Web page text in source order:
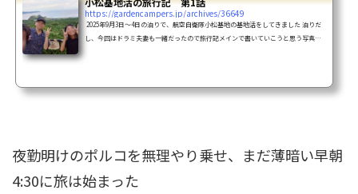
https://gardencampers.jp/archives/36649
2025年9月3日～4日の泊りで、航空自衛隊小松基地の基地活をしてきました 泊りだ
し、今回はドラミ夫妻も一緒だったので旅行記メインで書いていこうと思う写真も
出来たらブログやインスタに投稿しまーす（いつになるやら）※ちなみにこの記事
夜勤明けのポルコを無理やり乗せ、まだ薄暗い早朝
4:30に旅は始まった